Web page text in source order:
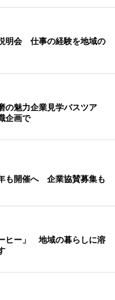
明会 仕事の経験を地域の
の魅力企業見学バスツア
企画で
も開催へ 企業協賛募集も
ヒー」 地域の暮らしに溶